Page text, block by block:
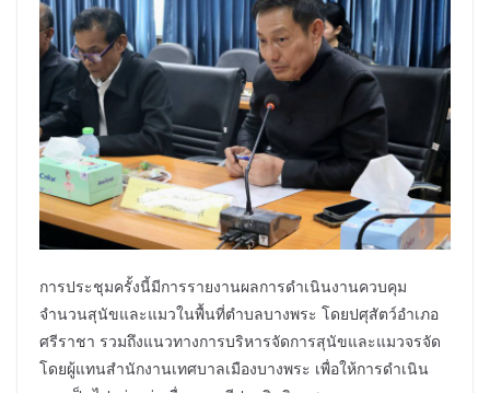
การประชุมครั้งนี้มีการรายงานผลการดำเนินงานควบคุม
จำนวนสุนัขและแมวในพื้นที่ตำบลบางพระ โดยปศุสัตว์อำเภอ
ศรีราชา รวมถึงแนวทางการบริหารจัดการสุนัขและแมวจรจัด
โดยผู้แทนสำนักงานเทศบาลเมืองบางพระ เพื่อให้การดำเนิน